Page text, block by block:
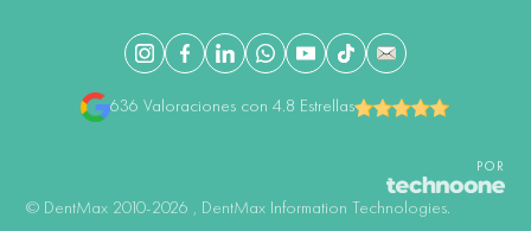
636 Valoraciones con 4.8 Estrellas
©️ DentMax 2010-2026 , DentMax Information Technologies.
POR